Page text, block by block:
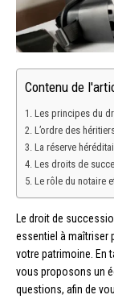
Contenu de
Les principes du
L’ordre des
La réserve
Les droits de
Le rôle du notaire
Le droit de
essentiel à maîtriser
votre patrimoine. En
vous proposons un
questions, afin de